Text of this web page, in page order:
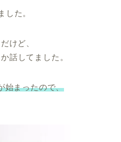
した。
けど、
話してました。
始まったので、